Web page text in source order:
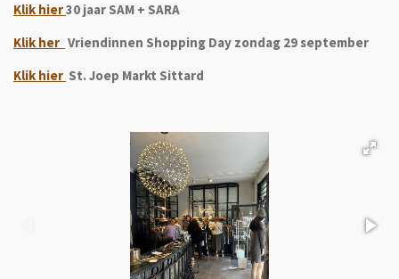
Klik hier30 jaar SAM + SARA
Klik her Vriendinnen Shopping Day zondag 29 september
Klik hier St. Joep Markt Sittard